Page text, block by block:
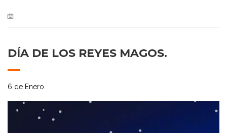
DÍA DE LOS REYES MAGOS.
6 de Enero.